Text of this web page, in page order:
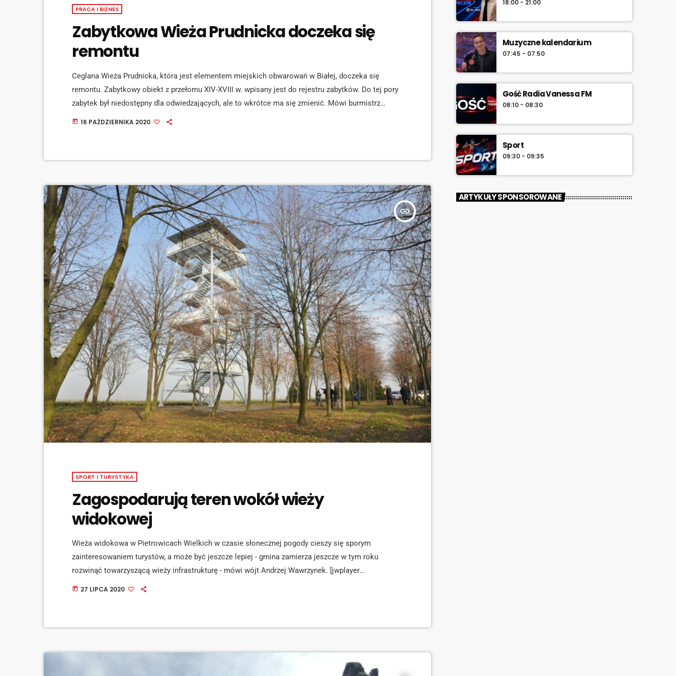
PRACA I BIZNES
Zabytkowa Wieża Prudnicka doczeka się
remontu
Ceglana Wieża Prudnicka, która jest elementem miejskich obwarowań w Białej, doczeka się
remontu. Zabytkowy obiekt z przełomu XIV-XVIII w. wpisany jest do rejestru zabytków. Do tej pory
zabytek był niedostępny dla odwiedzających, ale to wkrótce ma się zmienić. Mówi burmistrz
Białej Edward Plicko. [jwplayer mediaid="113939"] Centrum miasta przez ostatnie lata znacząco
today 16 PAŹDZIERNIKA 2020
insert_link
SPORT I TURYSTYKA
Zagospodarują teren wokół wieży
widokowej
Wieża widokowa w Pietrowicach Wielkich w czasie słonecznej pogody cieszy się sporym
zainteresowaniem turystów, a może być jeszcze lepiej - gmina zamierza jeszcze w tym roku
rozwinąć towarzyszącą wieży infrastrukturę - mówi wójt Andrzej Wawrzynek. [jwplayer
mediaid="111176"] Inicjatywa Sołecka to program uruchomiony przez Zarząd Województwa
today 27 LIPCA 2020
południa.
18:00 - 21:00
Muzyczne kalendarium
07:45 - 07:50
Gość Radia Vanessa FM
08:10 - 08:30
Sport
09:30 - 09:35
ARTYKUŁY SPONSOROWANE